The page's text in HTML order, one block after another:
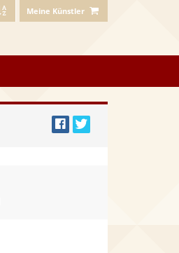
Meine Künstler